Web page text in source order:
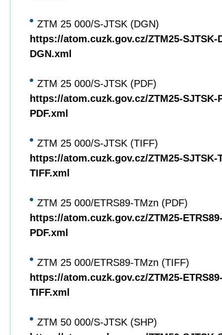
ZTM 25 000/S-JTSK (DGN)
https://atom.cuzk.gov.cz/ZTM25-SJTSK-
DGN.xml
ZTM 25 000/S-JTSK (PDF)
https://atom.cuzk.gov.cz/ZTM25-SJTSK-
PDF.xml
ZTM 25 000/S-JTSK (TIFF)
https://atom.cuzk.gov.cz/ZTM25-SJTSK-
TIFF.xml
ZTM 25 000/ETRS89-TMzn (PDF)
https://atom.cuzk.gov.cz/ZTM25-
PDF.xml
ZTM 25 000/ETRS89-TMzn (TIFF)
https://atom.cuzk.gov.cz/ZTM25-
TIFF.xml
ZTM 50 000/S-JTSK (SHP)